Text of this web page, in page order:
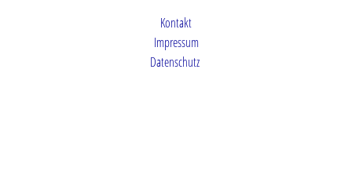
Kontakt
Impressum
Datenschutz